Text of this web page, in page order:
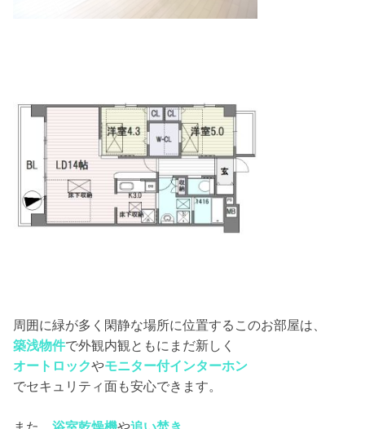
周囲に緑が多く閑静な場所に位置するこのお部屋は、
築浅物件で外観内観ともにまだ新しく
オートロックやモニター付インターホン
でセキュリティ面も安心できます。